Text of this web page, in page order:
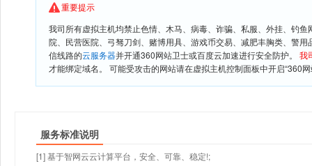
重要提示
我司所有虚拟主机均禁止色情、木马、病毒、诈骗、私服、外挂、钓
院、民营医院、弓驽刀剑、赌博用具、游戏币交易、减肥丰胸类、警
信线路的云服务器并开通360网站卫士或百度云加速进行安全防护。 我
才能绑定域名。 可能受攻击的网站请在虚拟主机控制面板中开启“360
服务标准说明
[1] 基于智网云云计算平台，安全、可靠、稳定!;